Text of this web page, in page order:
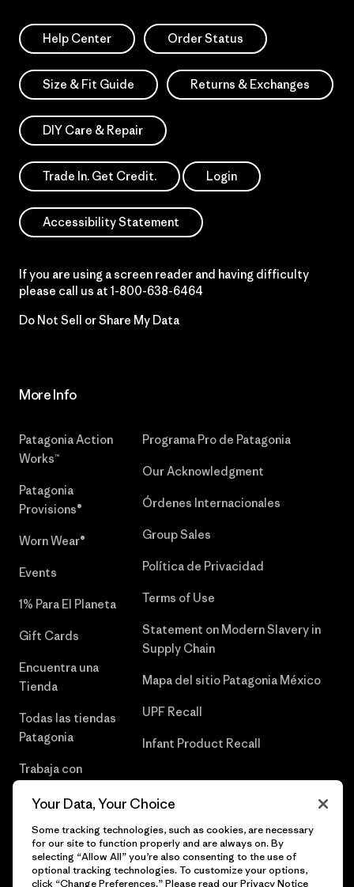
Help Center Order Status
Size & Fit Guide Returns & Exchanges
DIY Care & Repair
Trade In. Get Credit. Login
Accessibility Statement
If you are using a screen reader and having difficulty
please call us at 1-800-638-6464
Do Not Sell or Share My Data
More Info
Patagonia Action
Works™
Patagonia
Provisions®
Worn Wear®
Events
1% Para El Planeta
Gift Cards
Encuentra una
Tienda
Todas las tiendas
Patagonia
Trabaja con
Programa Pro de Patagonia
Our Acknowledgment
Órdenes Internacionales
Group Sales
Política de Privacidad
Terms of Use
Statement on Modern Slavery in
Supply Chain
Mapa del sitio Patagonia México
UPF Recall
Infant Product Recall
Your Data, Your Choice
Some tracking technologies, such as cookies, are necessary
for our site to function properly and are always on. By
selecting “Allow All” you’re also consenting to the use of
optional tracking technologies. To customize your options,
click “Change Preferences.” Please read ourPrivacy Notice